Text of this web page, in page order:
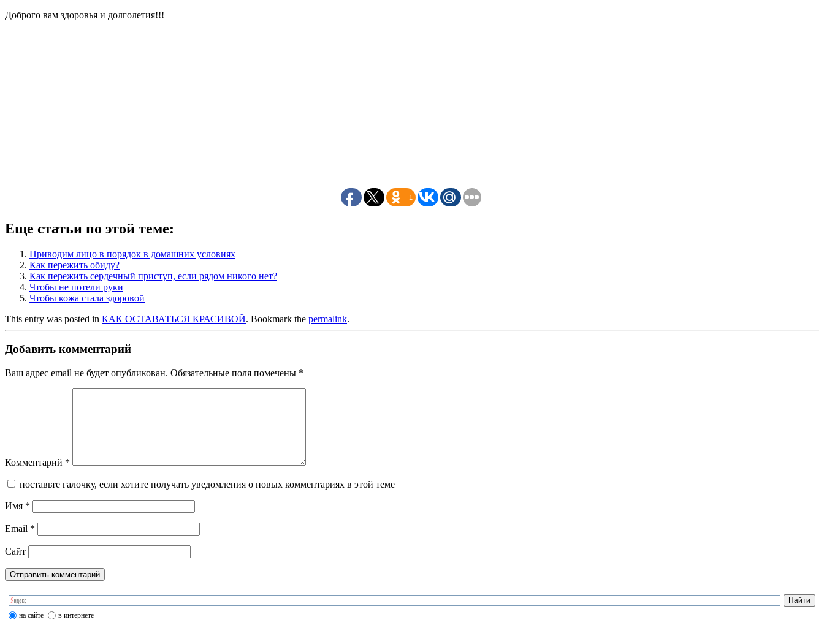
Доброго вам здоровья и долголетия!!!
1
Еще статьи по этой теме:
Приводим лицо в порядок в домашних условиях
Как пережить обиду?
Как пережить сердечный приступ, если рядом никого нет?
Чтобы не потели руки
Чтобы кожа стала здоровой
This entry was posted in КАК ОСТАВАТЬСЯ КРАСИВОЙ. Bookmark the permalink.
Добавить комментарий
Ваш адрес email не будет опубликован. Обязательные поля помечены *
Комментарий *
поставьте галочку, если хотите получать уведомления о новых комментариях в этой теме
Имя *
Email *
Сайт
на сайте в интернете